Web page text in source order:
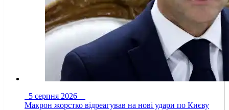
5 серпня 2026
Макрон жорстко відреагував на нові удари по Києву